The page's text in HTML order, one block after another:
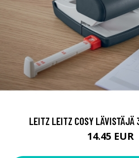
LEITZ LEITZ COSY LÄVISTÄJÄ
14.45 EUR